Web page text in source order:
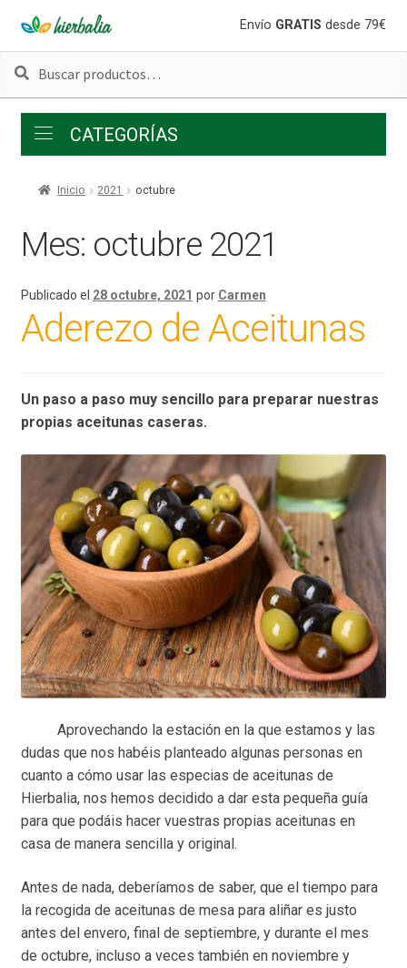
Ir
a
la
navegación
Ir
al
contenido
Envío GRATIS desde 79€
Buscar
Buscar
CATEGORÍAS
Inicio 2021 octubre
Mes: octubre 2021
Publicado el 28 octubre, 2021 por Carmen
Aderezo de Aceitunas
Un paso a paso muy sencillo para preparar nuestras
propias aceitunas caseras.
Aprovechando la estación en la que estamos y las
dudas que nos habéis planteado algunas personas en
cuanto a cómo usar las especias de aceitunas de
Hierbalia, nos hemos decidido a dar esta pequeña guía
para que podáis hacer vuestras propias aceitunas en
casa de manera sencilla y original.
Antes de nada, deberíamos de saber, que el tiempo para
la recogida de aceitunas de mesa para aliñar es justo
antes del envero, final de septiembre, y durante el mes
de octubre, incluso a veces también en noviembre y